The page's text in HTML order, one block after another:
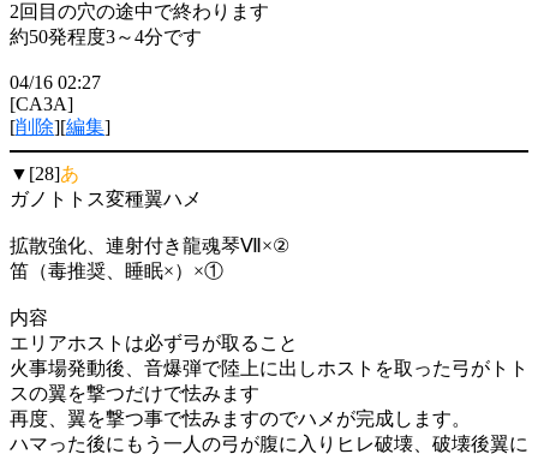
2回目の穴の途中で終わります
約50発程度3～4分です
04/16 02:27
[CA3A]
[削除][編集]
▼[28]あ
ガノトトス変種翼ハメ
拡散強化、連射付き龍魂琴Ⅶ×②
笛（毒推奨、睡眠×）×①
内容
エリアホストは必ず弓が取ること
火事場発動後、音爆弾で陸上に出しホストを取った弓がトト
スの翼を撃つだけで怯みます
再度、翼を撃つ事で怯みますのでハメが完成します。
ハマった後にもう一人の弓が腹に入りヒレ破壊、破壊後翼に